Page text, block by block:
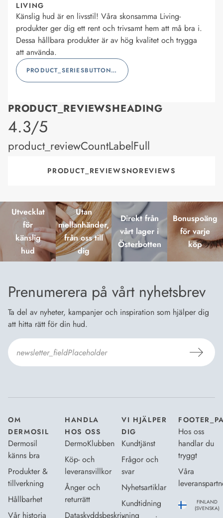
LIVING
Känslig hud är en livsstil! Våra skonsamma Living-
produkter ger dig ett rent och trivsamt hem att må bra i.
Dessa hållbara produkter är av hög kvalitet och trygga
att använda.
PRODUCT_SERIESBUTTONLABEL
PRODUCT_REVIEWSHEADING
product_rating
4.3/5
product_reviewCountLabelFull
PRODUCT_REVIEWSNOREVIEWS
Utvecklat
för
känslig
hud
Utan
mellanhänder,
från oss till
dig
Direkt från
vårt lager i
Österbotten
Bonuspoäng
för varje
köp
Prenumerera på vårt nyhetsbrev
Ta del av nyheter, kampanjer och inspiration som hjälper dig
att hitta rätt för din hud.
OM
DERMOSIL
Dermosil
känns bra
Produkter &
tillverkning
Hållbarhet
Vår historia
HANDLA
HOS OSS
DermoKlubben
Köp- och
leveransvillkor
Ånger och
returrätt
Dataskyddsbeskrivning
VI HJÄLPER
DIG
Kundtjänst
Frågor och
svar
Nyhetsartiklar
Kundtidning
Hos oss
handlar du
tryggt
Våra
FINLAND
(SVENSKA)